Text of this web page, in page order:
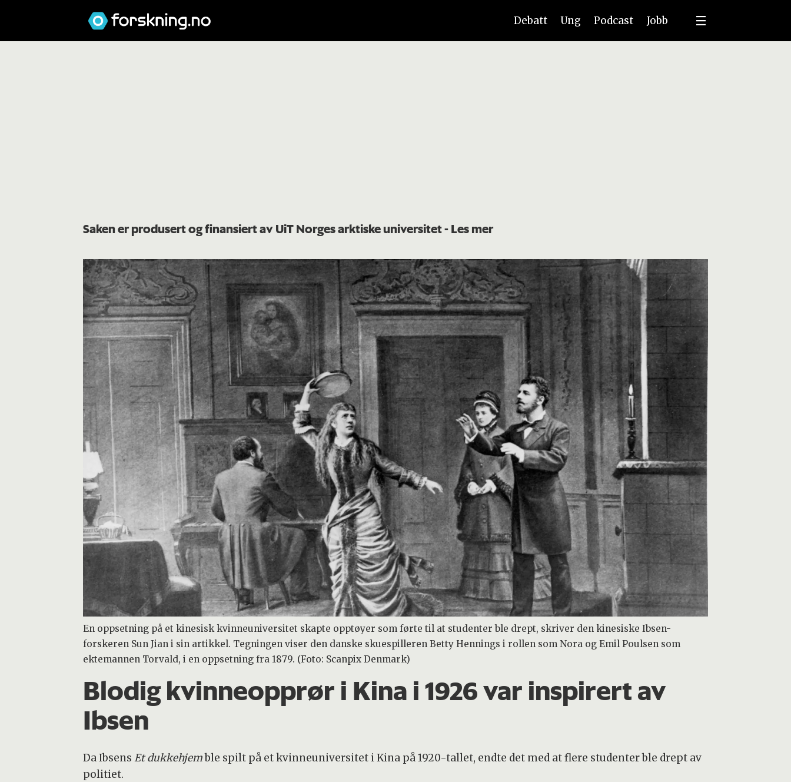
Debatt Ung Podcast Jobb
Saken er produsert og finansiert av UiT Norges arktiske universitet- Les mer
En oppsetning på et kinesisk kvinneuniversitet skapte opptøyer som førte til at studenter ble drept, skriver den kinesiske Ibsen-
forskeren Sun Jian i sin artikkel. Tegningen viser den danske skuespilleren Betty Hennings i rollen som Nora og Emil Poulsen som
ektemannen Torvald, i en oppsetning fra 1879. (Foto: Scanpix Denmark)
Blodig kvinneopprør i Kina i 1926 var inspirert av
Ibsen
Da Ibsens Et dukkehjemble spilt på et kvinneuniversitet i Kina på 1920-tallet, endte det med at flere studenter ble drept av
politiet.